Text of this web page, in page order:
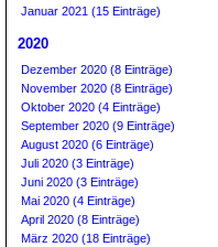
Januar 2021 (15 Einträge)
2020
Dezember 2020 (8 Einträge)
November 2020 (8 Einträge)
Oktober 2020 (4 Einträge)
September 2020 (9 Einträge)
August 2020 (6 Einträge)
Juli 2020 (3 Einträge)
Juni 2020 (3 Einträge)
Mai 2020 (4 Einträge)
April 2020 (8 Einträge)
März 2020 (18 Einträge)